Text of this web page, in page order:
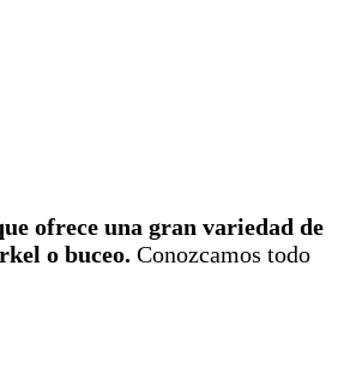
ofrece una gran variedad de
o buceo. Conozcamos todo